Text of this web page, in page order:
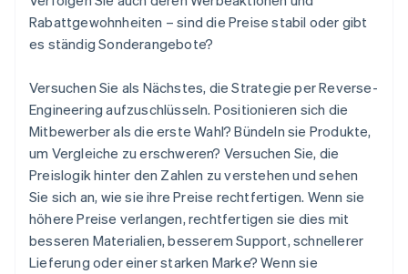
Rabattgewohnheiten – sind die Preise stabil oder gibt
es ständig Sonderangebote?
Versuchen Sie als Nächstes, die Strategie per Reverse-
Engineering aufzuschlüsseln. Positionieren sich die
Mitbewerber als die erste Wahl? Bündeln sie Produkte,
um Vergleiche zu erschweren? Versuchen Sie, die
Preislogik hinter den Zahlen zu verstehen und sehen
Sie sich an, wie sie ihre Preise rechtfertigen. Wenn sie
höhere Preise verlangen, rechtfertigen sie dies mit
besseren Materialien, besserem Support, schnellerer
Lieferung oder einer starken Marke? Wenn sie